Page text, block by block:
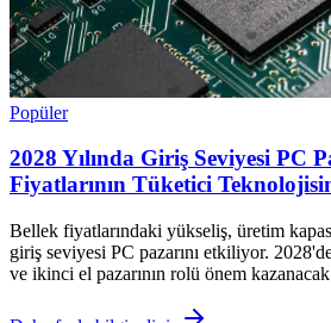
Popüler
2028 Yılında Giriş Seviyesi PC
Fiyatlarının Tüketici
Bellek fiyatlarındaki yükseliş, üretim
giriş seviyesi PC pazarını etkiliyor.
ve ikinci el pazarının rolü önem